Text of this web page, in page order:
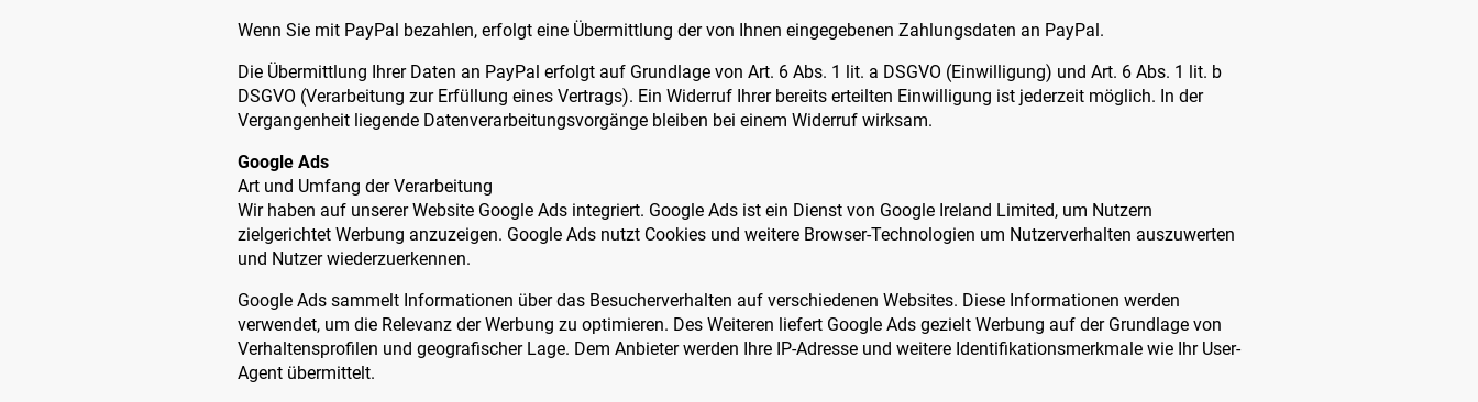
Wenn Sie mit PayPal bezahlen, erfolgt eine Übermittlung der von Ihnen eingegebenen Zahlungsdaten an PayPal.
Die Übermittlung Ihrer Daten an PayPal erfolgt auf Grundlage von Art. 6 Abs. 1 lit. a DSGVO (Einwilligung) und Art. 6 Abs. 1 lit. b
DSGVO (Verarbeitung zur Erfüllung eines Vertrags). Ein Widerruf Ihrer bereits erteilten Einwilligung ist jederzeit möglich. In der
Vergangenheit liegende Datenverarbeitungsvorgänge bleiben bei einem Widerruf wirksam.
Google Ads
Art und Umfang der Verarbeitung
Wir haben auf unserer Website Google Ads integriert. Google Ads ist ein Dienst von Google Ireland Limited, um Nutzern
zielgerichtet Werbung anzuzeigen. Google Ads nutzt Cookies und weitere Browser-Technologien um Nutzerverhalten auszuwerten
und Nutzer wiederzuerkennen.
Google Ads sammelt Informationen über das Besucherverhalten auf verschiedenen Websites. Diese Informationen werden
verwendet, um die Relevanz der Werbung zu optimieren. Des Weiteren liefert Google Ads gezielt Werbung auf der Grundlage von
Verhaltensprofilen und geografischer Lage. Dem Anbieter werden Ihre IP-Adresse und weitere Identifikationsmerkmale wie Ihr User-
Agent übermittelt.